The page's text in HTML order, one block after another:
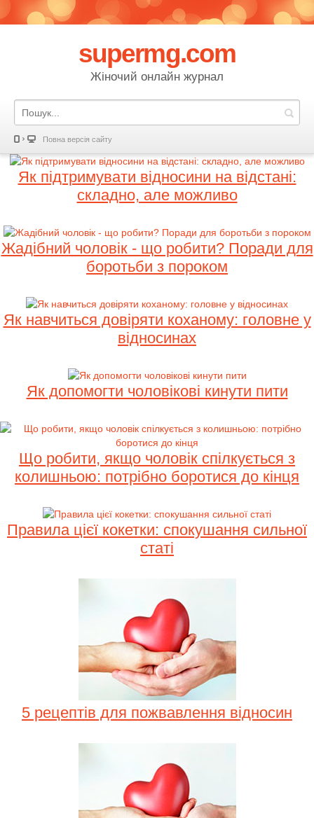
supermg.com
Жіночий онлайн журнал
Повна версія сайту
Як підтримувати відносини на відстані:
складно, але можливо
Жадібний чоловік - що робити? Поради для
боротьби з пороком
Як навчиться довіряти коханому: головне у
відносинах
Як допомогти чоловікові кинути пити
Що робити, якщо чоловік спілкується з
колишньою: потрібно боротися до кінця
Правила цієї кокетки: спокушання сильної
статі
5 рецептів для пожвавлення відносин